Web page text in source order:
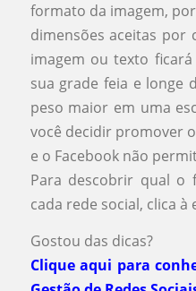
formato da imagem,
dimensões aceitas por
imagem ou texto
sua grade feia e longe
peso maior em uma
você decidir promover
e o Facebook não
Para descobrir qual o
cada rede social, clica à
Gostou das dicas?
Clique aqui para